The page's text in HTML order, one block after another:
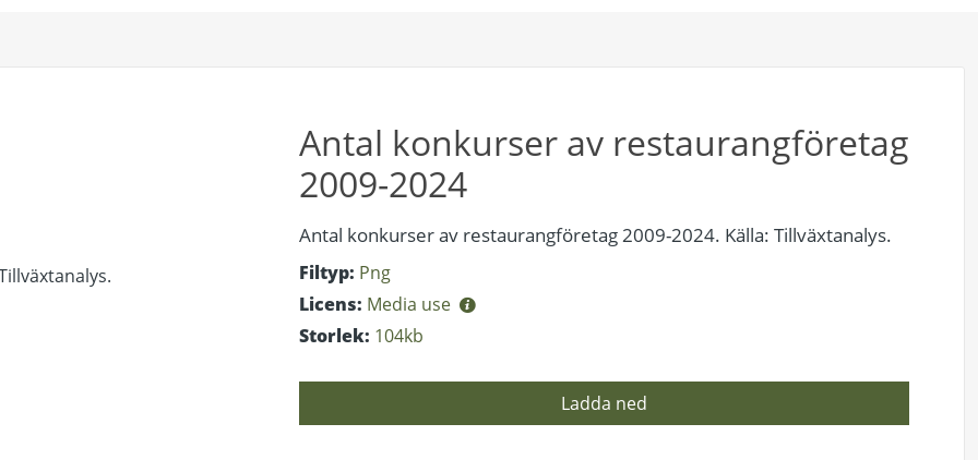
Antal konkurser av restaurangföretag
2009-2024
Antal konkurser av restaurangföretag 2009-2024. Källa: Tillväxtanalys.
Filtyp: Png
Licens: Media use
Storlek: 104kb
Ladda ned